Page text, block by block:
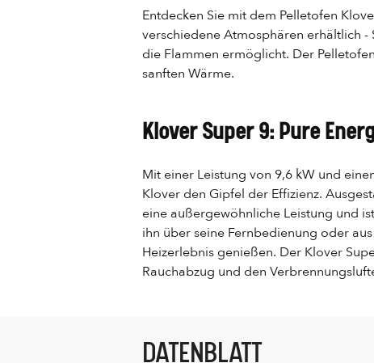
Entdecken Sie mit dem Pelletofen
verschiedene Atmosphären erhältlich
die Flammen ermöglicht. Der
sanften Wärme.
Klover Super 9: Pure
Mit einer Leistung von 9,6 kW und
Klover den Gipfel der Effizienz.
eine außergewöhnliche Leistung und
ihn über seine Fernbedienung oder
Heizerlebnis genießen. Der Klover
Rauchabzug und den
DATENBLATT